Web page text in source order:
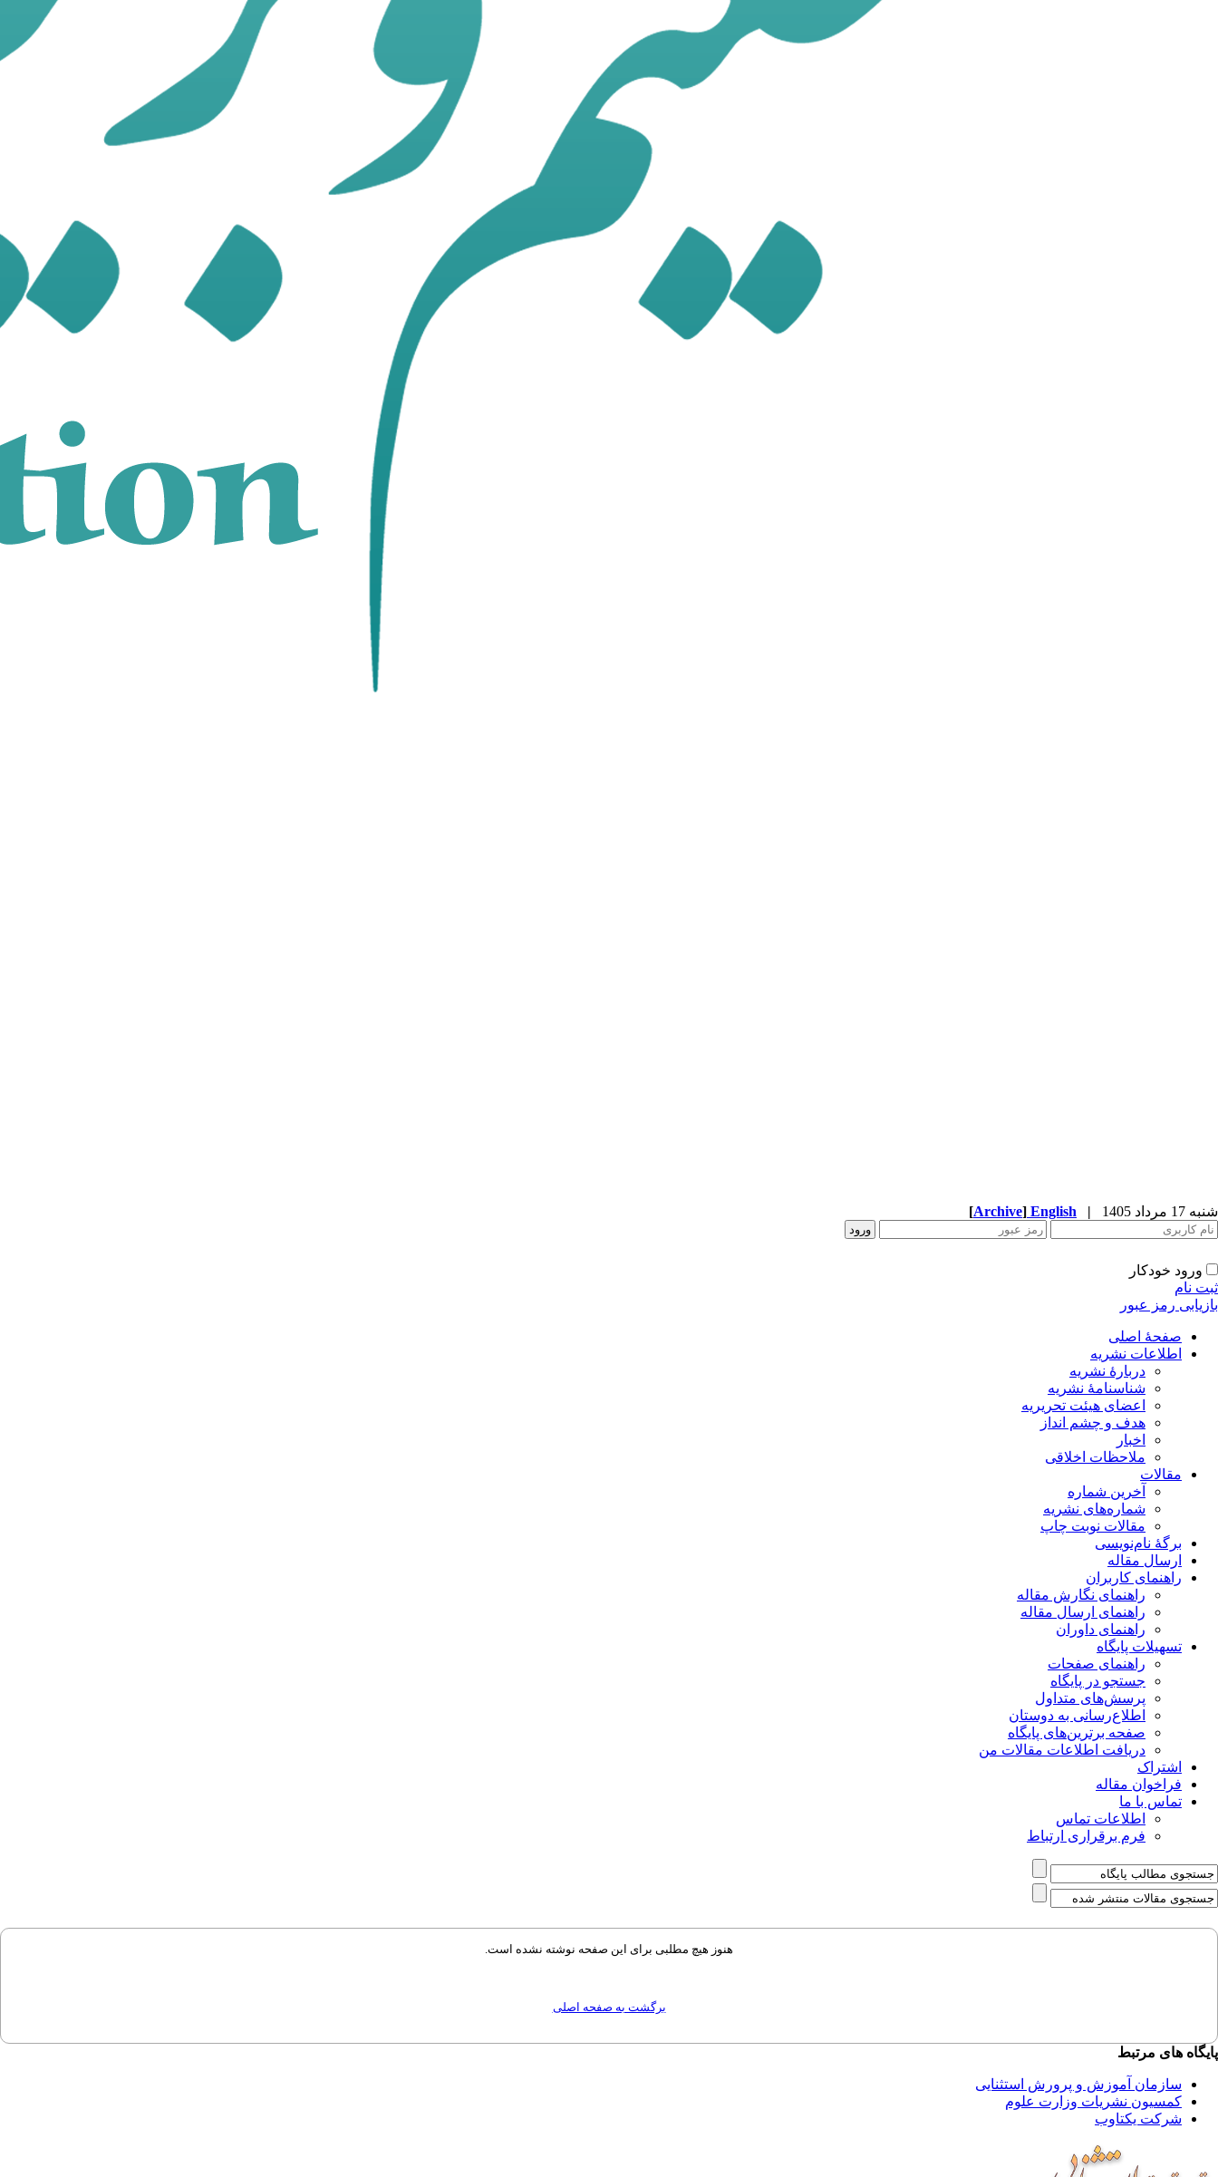
شنبه 17 مرداد 1405 |
English
[Archive]
ورود خودکار
ثبت نام
بازیابی رمز عبور
صفحۀ اصلی
اطلاعات نشریه
دربارۀ نشریه
شناسنامۀ نشریه
اعضای هیئت تحریریه
هدف و چشم انداز
اخبار
ملاحظات اخلاقی
مقالات
آخرین شماره
شماره‌های نشریه
مقالات نوبت چاپ
برگۀ نام‌نویسی
ارسال مقاله
راهنمای کاربران
راهنمای نگارش مقاله
راهنمای ارسال مقاله
راهنمای داوران
تسهیلات پایگاه
راهنمای صفحات
جستجو در پایگاه
پرسش‌های متداول
اطلاع‌رسانی به دوستان
صفحه برترین‌های پایگاه
دریافت اطلاعات مقالات من
اشتراک
فراخوان مقاله
تماس با ما
اطلاعات تماس
فرم برقراری ارتباط
هنوز هیچ مطلبی برای این صفحه نوشته نشده است.
برگشت به صفحه اصلی
پایگاه های مرتبط
سازمان آموزش و پرورش استثنایی
کمسیون نشریات وزارت علوم
شرکت یکتاوب